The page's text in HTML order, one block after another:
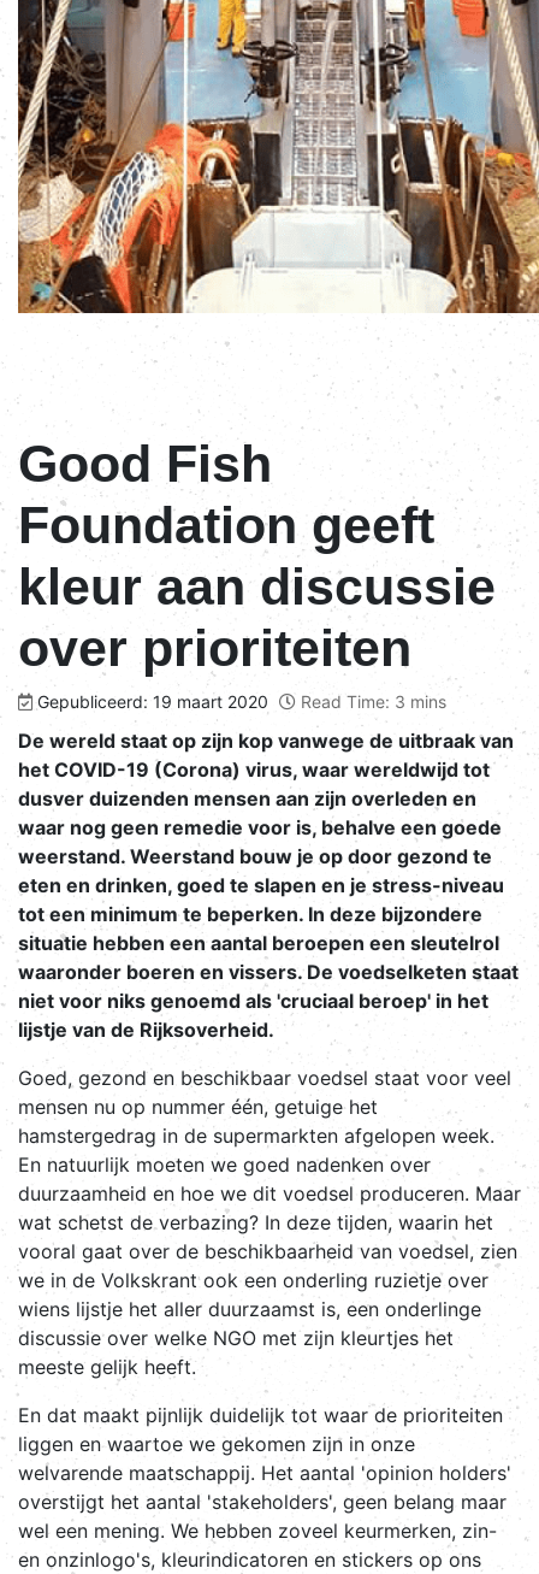
Good Fish
Foundation geeft
kleur aan discussie
over prioriteiten
Gepubliceerd: 19 maart 2020 Read Time: 3 mins
De wereld staat op zijn kop vanwege de uitbraak van
het COVID-19 (Corona) virus, waar wereldwijd tot
dusver duizenden mensen aan zijn overleden en
waar nog geen remedie voor is, behalve een goede
weerstand. Weerstand bouw je op door gezond te
eten en drinken, goed te slapen en je stress-niveau
tot een minimum te beperken. In deze bijzondere
situatie hebben een aantal beroepen een sleutelrol
waaronder boeren en vissers. De voedselketen staat
niet voor niks genoemd als 'cruciaal beroep' in het
lijstje van de Rijksoverheid.
Goed, gezond en beschikbaar voedsel staat voor veel
mensen nu op nummer één, getuige het
hamstergedrag in de supermarkten afgelopen week.
En natuurlijk moeten we goed nadenken over
duurzaamheid en hoe we dit voedsel produceren. Maar
wat schetst de verbazing? In deze tijden, waarin het
vooral gaat over de beschikbaarheid van voedsel, zien
we in de Volkskrant ook een onderling ruzietje over
wiens lijstje het aller duurzaamst is, een onderlinge
discussie over welke NGO met zijn kleurtjes het
meeste gelijk heeft.
En dat maakt pijnlijk duidelijk tot waar de prioriteiten
liggen en waartoe we gekomen zijn in onze
welvarende maatschappij. Het aantal 'opinion holders'
overstijgt het aantal 'stakeholders', geen belang maar
wel een mening. We hebben zoveel keurmerken, zin-
en onzinlogo's, kleurindicatoren en stickers op ons